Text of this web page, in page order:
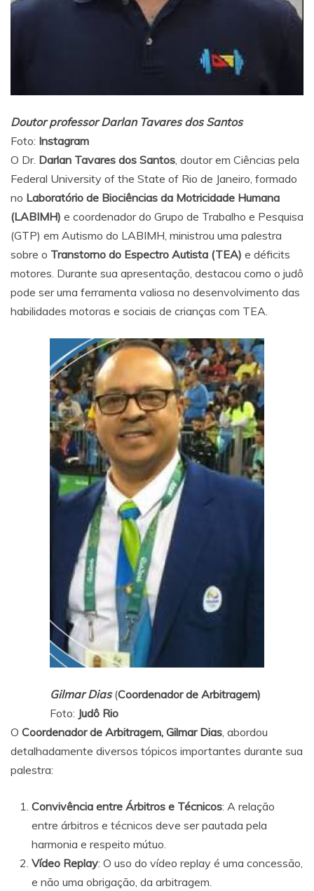
Doutor professor Darlan Tavares dos Santos
Foto: Instagram
O Dr. Darlan Tavares dos Santos , doutor em Ciências pela
Federal University of the State of Rio de Janeiro, formado
no Laboratório de Biociências da Motricidade Humana
(LABIMH) e coordenador do Grupo de Trabalho e Pesquisa
(GTP) em Autismo do LABIMH, ministrou uma palestra
sobre o Transtorno do Espectro Autista (TEA) e déficits
motores. Durante sua apresentação, destacou como o judô
pode ser uma ferramenta valiosa no desenvolvimento das
habilidades motoras e sociais de crianças com TEA.
Gilmar Dias(Coordenador de Arbitragem)
Foto: Judô Rio
O Coordenador de Arbitragem, Gilmar Dias , abordou
detalhadamente diversos tópicos importantes durante sua
palestra:
Convivência entre Árbitros e Técnicos: A relação
entre árbitros e técnicos deve ser pautada pela
harmonia e respeito mútuo.
Vídeo Replay: O uso do vídeo replay é uma concessão,
e não uma obrigação, da arbitragem.